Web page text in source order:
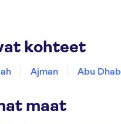
kohteet
Ajman Abu
maat